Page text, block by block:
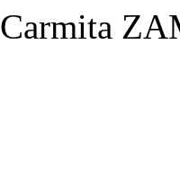
Carmita